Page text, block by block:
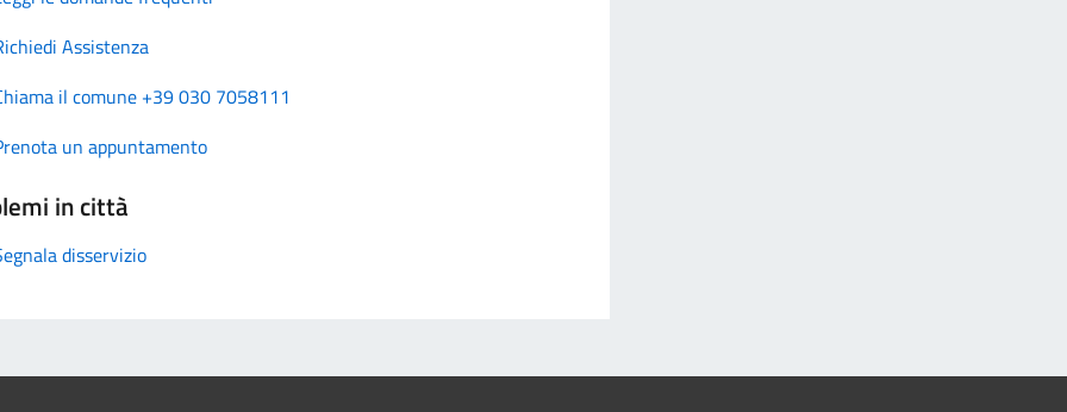
Assistenza
il comune +39 030 7058111
un appuntamento
in città
disservizio